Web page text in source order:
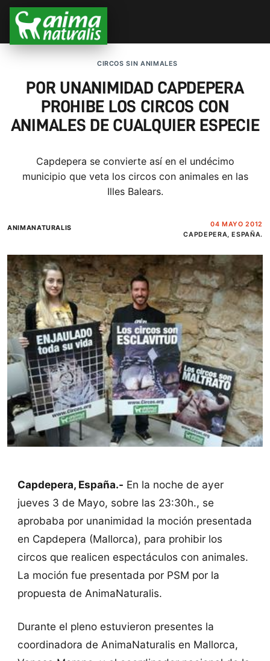
CIRCOS SIN ANIMALES
POR UNANIMIDAD CAPDEPERA
PROHIBE LOS CIRCOS CON
ANIMALES DE CUALQUIER ESPECIE
Capdepera se convierte así en el undécimo
municipio que veta los circos con animales en las
Illes Balears.
ANIMANATURALIS
04 MAYO 2012
CAPDEPERA, ESPAÑA.
Capdepera, España.- En la noche de ayer
jueves 3 de Mayo, sobre las 23:30h., se
aprobaba por unanimidad la moción presentada
en Capdepera (Mallorca), para prohibir los
circos que realicen espectáculos con animales.
La moción fue presentada por PSM por la
propuesta de AnimaNaturalis.
Durante el pleno estuvieron presentes la
coordinadora de AnimaNaturalis en Mallorca,